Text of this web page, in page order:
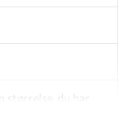
størrelse, du har